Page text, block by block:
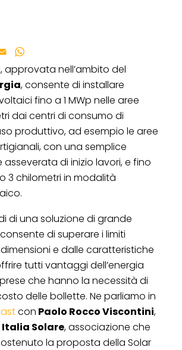
Email
, approvata nell’ambito del
, consente di installare
fino a 1 MWp nelle aree
dai centri di consumo di
produttivo, ad esempio le aree
con una semplice
di inizio lavori, e fino
3 chilometri in modalità
di una soluzione di grande
di superare i limiti
e dalle caratteristiche
tutti vantaggi dell’energia
che hanno la necessità di
delle bollette. Ne parliamo in
con Paolo Rocco Viscontini,
Italia Solare, associazione che
la proposta della Solar